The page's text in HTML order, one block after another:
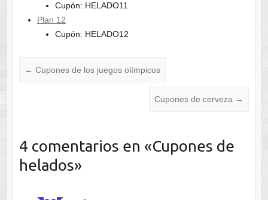
Cupón: HELADO11
Plan 12
Cupón: HELADO12
← Cupones de los juegos olímpicos
Cupones de cerveza →
4 comentarios en «Cupones de
helados»